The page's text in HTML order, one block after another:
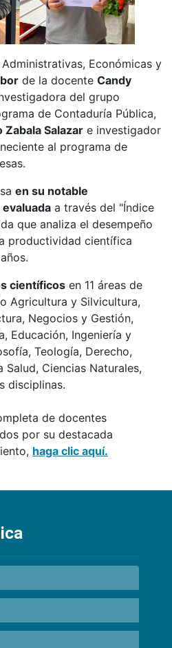
Económicas y
de la docente Candy
del grupo
de Contaduría Pública,
Zabala Salazar e investigador
al programa de
en su notable
a través del "Índice
que analiza el desempeño
productividad científica
científicos en 11 áreas de
Agricultura y Silvicultura,
Negocios y Gestión,
Educación, Ingeniería y
Teología, Derecho,
Salud, Ciencias Naturales,
disciplinas.
de docentes
por su destacada
haga clic aquí.